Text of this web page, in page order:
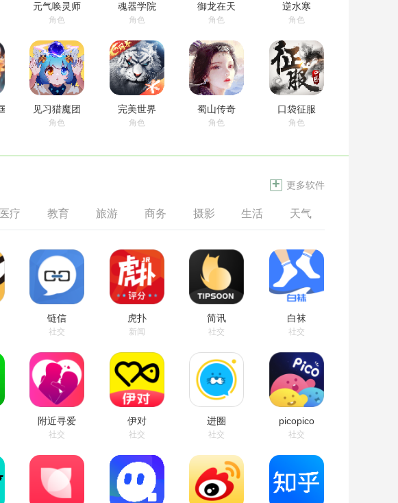
元气唤灵师
角色
魂器学院
角色
御龙在天
角色
逆水寒
角色
OL 见习猎魔团
角色
完美世界
角色
蜀山传奇
角色
口袋征服
角色
光之守望 问道 龙骑士学园 公主连结
+ 更多软件
医疗 教育 旅游 商务 摄影 生活 天气
链信
社交
虎扑
新闻
简讯
社交
白袜
社交
附近寻爱
社交
伊对
社交
进圈
社交
picopico
社交